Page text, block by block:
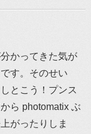
かってきた気が
す。そのせい
とこう！プンス
ら photomatix ぶ
がったりしま